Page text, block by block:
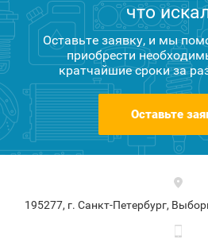
что
Оставьте заявку, и мы
приобрести
кратчайшие сроки за
Оставьте
195277, г. Санкт-Петербург,